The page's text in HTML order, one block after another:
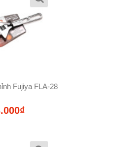
Fujiya FLA-28